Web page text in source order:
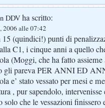
DDV ha scritto:
2006 alle 07:42
(quindici!) punti di
C1, i cinque anni a quello
(Moggi, che ha fatto
gli pareva PER ANNI ED
e’ stato vessato per mesi e
, pur sapendolo,
solo che le vessazioni finissero